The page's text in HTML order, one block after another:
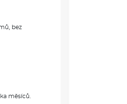
bez
měsíců.